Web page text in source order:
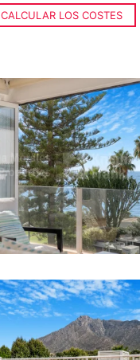
CALCULAR LOS COSTES